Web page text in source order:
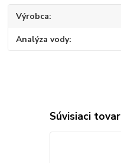
Výrobca
Analýza vody
Súvisiaci tovar